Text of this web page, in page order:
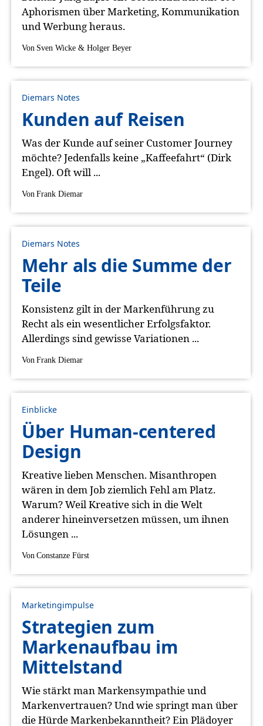
Aphorismen über Marketing, Kommunikation
und Werbung heraus.
Von Sven Wicke & Holger Beyer
Diemars Notes
Kunden auf Reisen
Was der Kunde auf seiner Customer Journey
möchte? Jedenfalls keine „Kaffeefahrt“ (Dirk
Engel). Oft will ...
Von Frank Diemar
Diemars Notes
Mehr als die Summe der
Teile
Konsistenz gilt in der Markenführung zu
Recht als ein wesentlicher Erfolgsfaktor.
Allerdings sind gewisse Variationen ...
Von Frank Diemar
Einblicke
Über Human-centered
Design
Kreative lieben Menschen. Misanthropen
wären in dem Job ziemlich Fehl am Platz.
Warum? Weil Kreative sich in die Welt
anderer hineinversetzen müssen, um ihnen
Lösungen ...
Von Constanze Fürst
Marketingimpulse
Strategien zum
Markenaufbau im
Mittelstand
Wie stärkt man Markensympathie und
Markenvertrauen? Und wie springt man über
die Hürde Markenbekanntheit? Ein Plädoyer